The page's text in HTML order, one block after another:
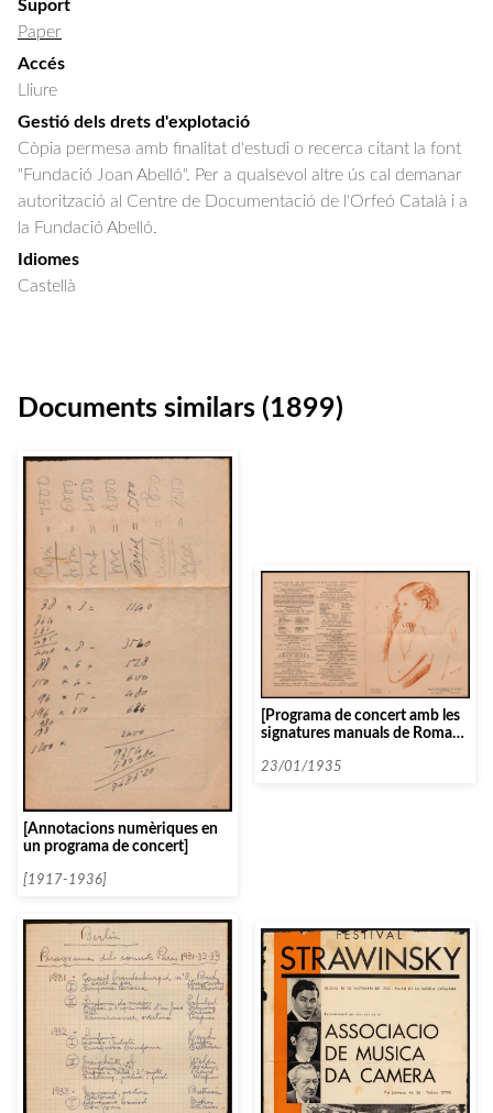
Suport
Paper
Accés
Lliure
Gestió dels drets d'explotació
Còpia permesa amb finalitat d'estudi o recerca citant la font
"Fundació Joan Abelló". Per a qualsevol altre ús cal demanar
autorització al Centre de Documentació de l'Orfeó Català i a
la Fundació Abelló.
Idiomes
Castellà
Documents similars (1899)
[Annotacions numèriques en
un programa de concert]
[1917-1936]
[Programa de concert amb les
signatures manuals de Roman
23/01/1935